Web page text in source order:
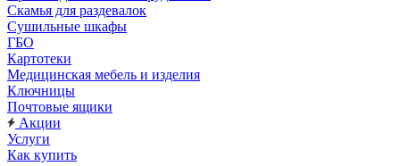
Скамья для раздевалок
Сушильные шкафы
ГБО
Картотеки
Медицинская мебель и изделия
Ключницы
Почтовые ящики
Акции
Услуги
Как купить